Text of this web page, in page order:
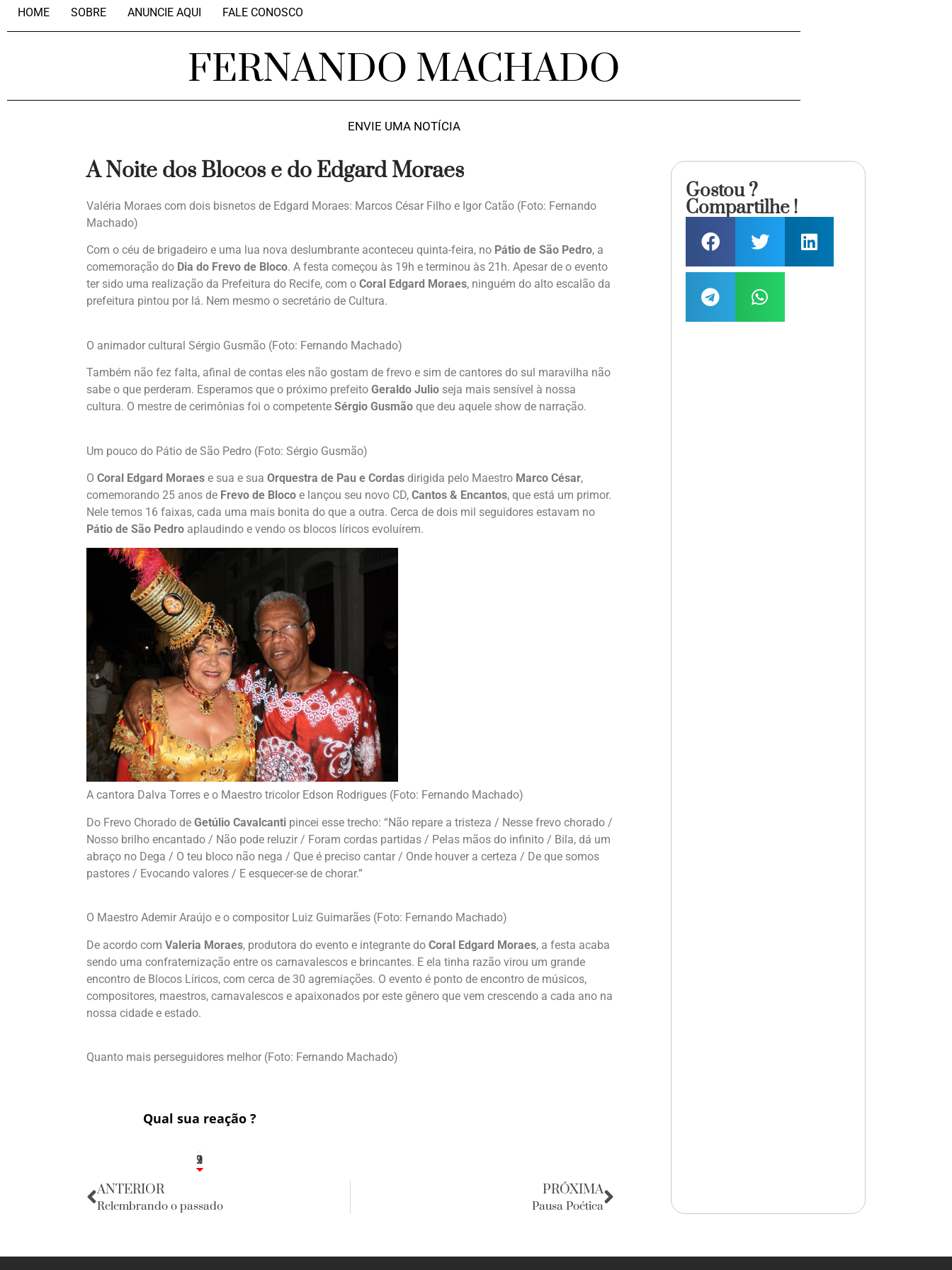
HOME SOBRE ANUNCIE AQUI FALE CONOSCO
FERNANDO MACHADO
ENVIE UMA NOTÍCIA
A Noite dos Blocos e do Edgard Moraes
Valéria Moraes com dois bisnetos de Edgard Moraes: Marcos César Filho e Igor Catão (Foto: Fernando
Machado)
Com o céu de brigadeiro e uma lua nova deslumbrante aconteceu quinta-feira, no Pátio de São Pedro, a
comemoração do Dia do Frevo de Bloco. A festa começou às 19h e terminou às 21h. Apesar de o evento
ter sido uma realização da Prefeitura do Recife, com o Coral Edgard Moraes, ninguém do alto escalão da
prefeitura pintou por lá. Nem mesmo o secretário de Cultura.
O animador cultural Sérgio Gusmão (Foto: Fernando Machado)
Também não fez falta, afinal de contas eles não gostam de frevo e sim de cantores do sul maravilha não
sabe o que perderam. Esperamos que o próximo prefeito Geraldo Julio seja mais sensível à nossa
cultura. O mestre de cerimônias foi o competente Sérgio Gusmão que deu aquele show de narração.
Um pouco do Pátio de São Pedro (Foto: Sérgio Gusmão)
O Coral Edgard Moraes e sua e sua Orquestra de Pau e Cordas dirigida pelo Maestro Marco César,
comemorando 25 anos de Frevo de Bloco e lançou seu novo CD, Cantos & Encantos, que está um primor.
Nele temos 16 faixas, cada uma mais bonita do que a outra. Cerca de dois mil seguidores estavam no
Pátio de São Pedro aplaudindo e vendo os blocos líricos evoluírem.
A cantora Dalva Torres e o Maestro tricolor Edson Rodrigues (Foto: Fernando Machado)
Do Frevo Chorado de Getúlio Cavalcanti pincei esse trecho: “Não repare a tristeza / Nesse frevo chorado /
Nosso brilho encantado / Não pode reluzir / Foram cordas partidas / Pelas mãos do infinito / Bila, dá um
abraço no Dega / O teu bloco não nega / Que é preciso cantar / Onde houver a certeza / De que somos
pastores / Evocando valores / E esquecer-se de chorar.”
O Maestro Ademir Araújo e o compositor Luiz Guimarães (Foto: Fernando Machado)
De acordo com Valeria Moraes, produtora do evento e integrante do Coral Edgard Moraes, a festa acaba
sendo uma confraternização entre os carnavalescos e brincantes. E ela tinha razão virou um grande
encontro de Blocos Líricos, com cerca de 30 agremiações. O evento é ponto de encontro de músicos,
compositores, maestros, carnavalescos e apaixonados por este gênero que vem crescendo a cada ano na
nossa cidade e estado.
Quanto mais perseguidores melhor (Foto: Fernando Machado)
Qual sua reação ?
3
1
2
9
ANTERIOR
Relembrando o passado
PRÓXIMA
Pausa Poética
Gostou ?
Compartilhe !